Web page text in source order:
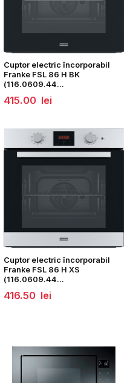
Cuptor electric încorporabil
Franke FSL 86 H BK
(116.0609.44...
415.00 lei
Cuptor electric încorporabil
Franke FSL 86 H XS
(116.0609.44...
416.50 lei